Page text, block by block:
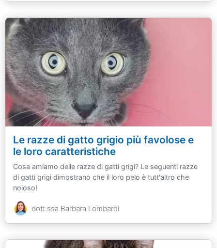
Le razze di gatto grigio più favolose e
le loro caratteristiche
Cosa amiamo delle razze di gatti grigi? Le seguenti razze
di gatti grigi dimostrano che il loro pelo è tutt'altro che
noioso!
dott.ssa Barbara Lombardi